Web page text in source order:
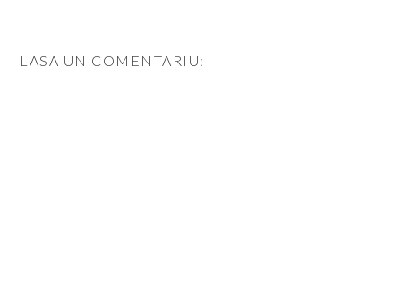
LASA UN COMENTARIU: